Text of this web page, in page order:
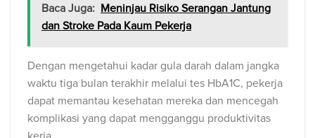
Baca Juga: Meninjau Risiko Serangan Jantung
dan Stroke Pada Kaum Pekerja
Dengan mengetahui kadar gula darah dalam jangka
waktu tiga bulan terakhir melalui tes HbA1C, pekerja
dapat memantau kesehatan mereka dan mencegah
komplikasi yang dapat mengganggu produktivitas